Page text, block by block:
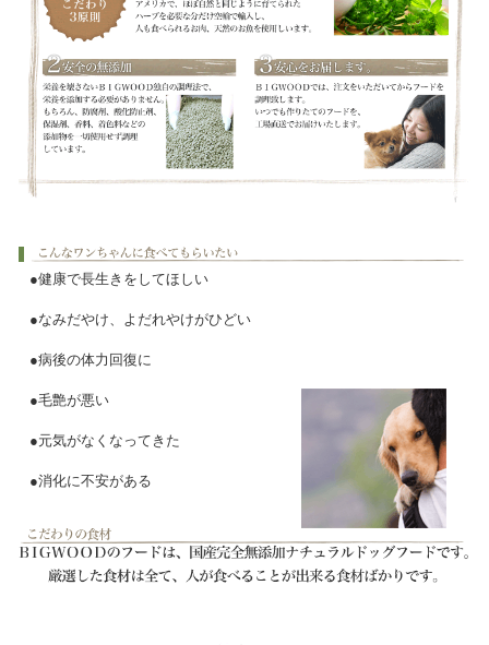
●健康で長生きをしてほしい
●なみだやけ、よだれやけがひどい
●病後の体力回復に
●毛艶が悪い
●元気がなくなってきた
●消化に不安がある